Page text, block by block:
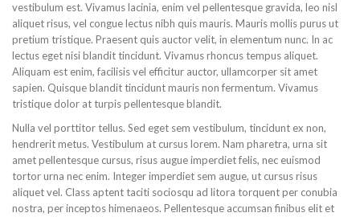
vestibulum est. Vivamus lacinia, enim vel pellentesque gravida, leo nisl
aliquet risus, vel congue lectus nibh quis mauris. Mauris mollis purus ut
pretium tristique. Praesent quis auctor velit, in elementum nunc. In ac
lectus eget nisi blandit tincidunt. Vivamus rhoncus tempus aliquet.
Aliquam est enim, facilisis vel efficitur auctor, ullamcorper sit amet
sapien. Quisque blandit tincidunt mauris non fermentum. Vivamus
tristique dolor at turpis pellentesque blandit.
Nulla vel porttitor tellus. Sed eget sem vestibulum, tincidunt ex non,
hendrerit metus. Vestibulum at cursus lorem. Nam pharetra, urna sit
amet pellentesque cursus, risus augue imperdiet felis, nec euismod
tortor urna nec enim. Integer imperdiet sem augue, ut cursus risus
aliquet vel. Class aptent taciti sociosqu ad litora torquent per conubia
nostra, per inceptos himenaeos. Pellentesque accumsan finibus elit et